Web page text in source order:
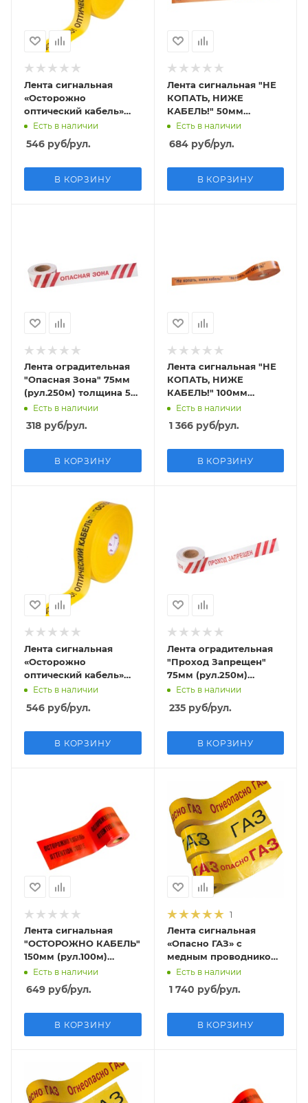
Лента сигнальная
«Осторожно
оптический кабель»
40мм (рул.500м)
толщина 100 мкм
Есть в наличии
546 руб/рул.
В КОРЗИНУ
Лента сигнальная "НЕ
КОПАТЬ, НИЖЕ
КАБЕЛЬ!" 50мм
(рул.250м) толщина
200 мкм
Есть в наличии
684руб/рул.
В КОРЗИНУ
Лента оградительная
"Опасная Зона" 75мм
(рул.250м) толщина 50
мкмЕсть в наличии
318 руб/рул.
В КОРЗИНУ
Лента сигнальная "НЕ
КОПАТЬ, НИЖЕ
КАБЕЛЬ!" 100мм
(рул.250м) толщина
Есть в наличии
1 366руб/рул.
В КОРЗИНУ
Лента сигнальная
«Осторожно
оптический кабель»
50мм (рул.500м)
толщина 80 мкм
Есть в наличии
546 руб/рул.
В КОРЗИНУ
Лента оградительная
"Проход Запрещен"
75мм (рул.250м)
толщина 35 мкм
Есть в наличии
235руб/рул.
В КОРЗИНУ
Лента сигнальная
"ОСТОРОЖНО КАБЕЛЬ"
150мм (рул.100м)
толщина 150 мкм
Есть в наличии
649 руб/рул.
В КОРЗИНУ
1
Лента сигнальная
«Опасно ГАЗ» с
медным проводником
200мм (рул.250м)
толщина 35 мкм
Есть в наличии
1 740 руб/рул.
В КОРЗИНУ